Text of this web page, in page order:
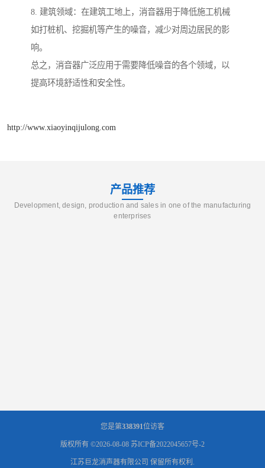
8. 建筑领域：在建筑工地上，消音器用于降低施工机械
如打桩机、挖掘机等产生的噪音，减少对周边居民的影
响。
总之，消音器广泛应用于需要降低噪音的各个领域，以
提高环境舒适性和安全性。
http://www.xiaoyinqijulong.com
产品推荐
Development, design, production and sales in one of the manufacturing
enterprises
您是第338391位访客
版权所有 ©2026-08-08 苏ICP备2022045657号-2
江苏巨龙消声器有限公司 保留所有权利.